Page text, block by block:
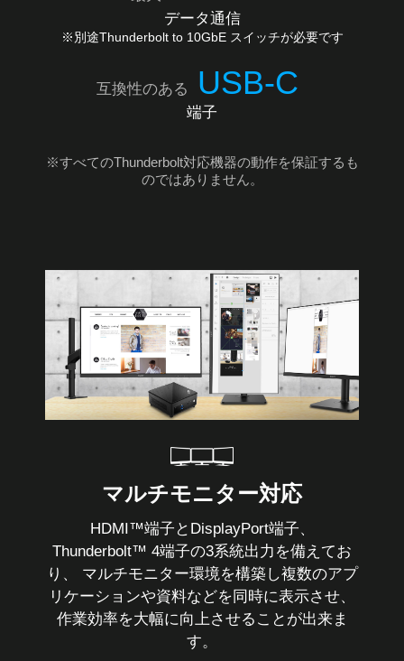
データ通信
※別途Thunderbolt to 10GbE スイッチが必要です
互換性のある USB-C
端子
※すべてのThunderbolt対応機器の動作を保証するも
のではありません。
マルチモニター対応
HDMI™端子とDisplayPort端子、
Thunderbolt™ 4端子の3系統出力を備えてお
り、 マルチモニター環境を構築し複数のアプ
リケーションや資料などを同時に表示させ、
作業効率を大幅に向上させることが出来ま
す。